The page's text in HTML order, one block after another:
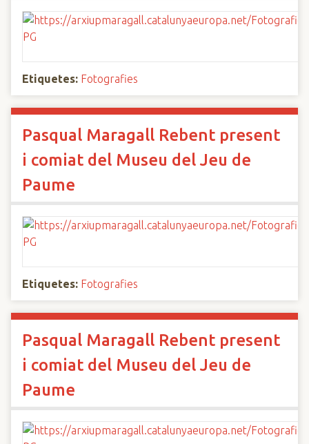
Etiquetes: Fotografies
Pasqual Maragall Rebent present
i comiat del Museu del Jeu de
Paume
Etiquetes: Fotografies
Pasqual Maragall Rebent present
i comiat del Museu del Jeu de
Paume